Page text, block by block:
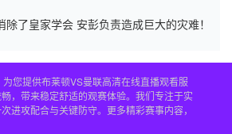
了皇家学会 安彭负责造成巨大的灾难！
您提供布莱顿VS曼联高清在线直播观看服
，带来稳定舒适的观赛体验。我们专注于实
进攻配合与关键防守。更多精彩赛事内容，